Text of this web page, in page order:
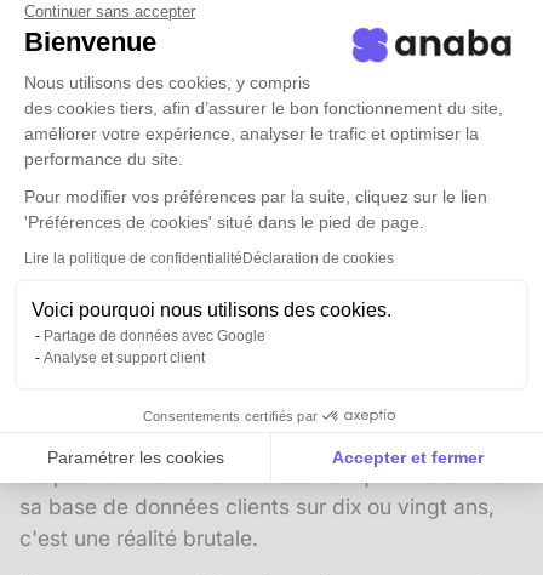
Continuer sans accepter
Bienvenue
Nous utilisons des cookies, y compris
des cookies tiers, afin d’assurer le bon fonctionnement du site,
améliorer votre expérience, analyser le trafic et optimiser la
performance du site.
Pour modifier vos préférences par la suite, cliquez sur le lien
'Préférences de cookies' situé dans le pied de page.
Lire la politique de confidentialitéDéclaration de cookies
Voici pourquoi nous utilisons des cookies.
Partage de données avec Google
Analyse et support client
Consentements certifiés par
Paramétrer les cookies Accepter et fermer
Axeptio consent
Plateforme de Gestion du Consentement :
Notre plateforme vous permet d'adapter et de gérer
l'intensité.
La qualité des données de
contact : le prérequis
invisible
dessus ont un point commun : elles nécessitent
des données de contact fiables. Or, selon
contacts professionnelles sont incomplètes, 18 %
l'espace d'un an. Pour un cabinet qui a constitué
sa base de données clients sur dix ou vingt ans,
c'est une réalité brutale.